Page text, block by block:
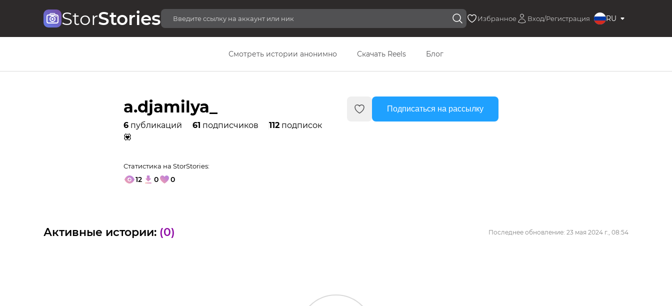
StorStories Избранное Вход/Регистрация RU
Смотреть истории анонимно Скачать Reels Блог
a.djamilya_
6 публикаций 61 подписчиков 112 подписок
💟
Статистика на StorStories:
12 0 0
Подписаться на рассылку
Активные истории: (0) Последнее обновление: 23 мая 2024 г., 08:54